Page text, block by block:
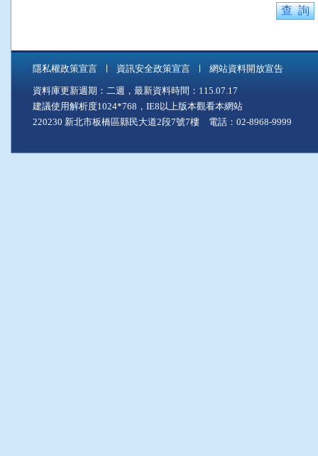
隱私權政策宣言 資訊安全政策宣言 網站資料開放宣告
資料庫更新週期：二週，最新資料時間：115.07.17
建議使用解析度1024*768，IE8以上版本觀看本網站
220230 新北市板橋區縣民大道2段7號7樓 電話：02-8968-9999